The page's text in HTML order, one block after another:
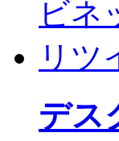
デス